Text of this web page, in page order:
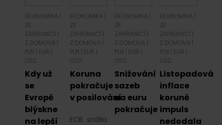
EKONOMIKA
ZE
ZAHRANIČÍ
Z DOMOVA
PLN
EUR
USD
Kdy už
se
Evropě
blýskne
na lepší
EKONOMIKA
ZE
ZAHRANIČÍ
Z DOMOVA
PLN
EUR
USD
Koruna
pokračuje
v posilování
ECB snížila
EKONOMIKA
ZE
ZAHRANIČÍ
Z DOMOVA
PLN
EUR
USD
Snižování
sazeb
na euru
pokračuje
EKONOMIKA
ZE
ZAHRANIČÍ
Z DOMOVA
PLN
EUR
USD
Listopadová
inflace
koruně
impuls
nedodala